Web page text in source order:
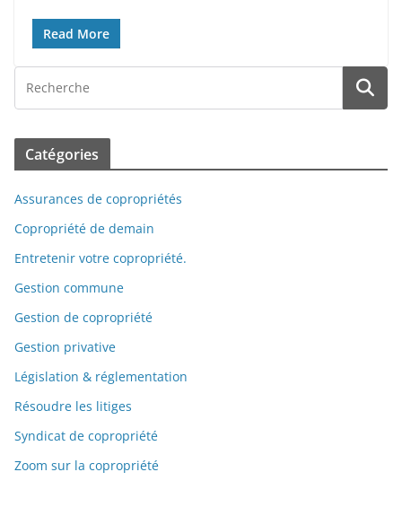
Read More
Catégories
Assurances de copropriétés
Copropriété de demain
Entretenir votre copropriété.
Gestion commune
Gestion de copropriété
Gestion privative
Législation & réglementation
Résoudre les litiges
Syndicat de copropriété
Zoom sur la copropriété